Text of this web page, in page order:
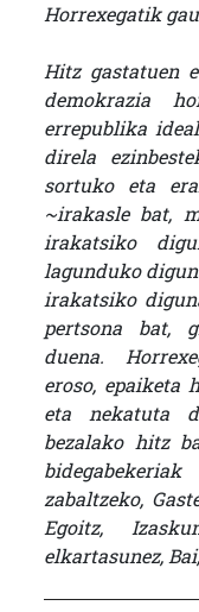
Horrexegatik
Hitz gastatuen
demokrazia
errepublika
direla
sortuko eta
~irakasle bat,
irakatsiko
lagunduko
irakatsiko
pertsona bat,
duena.
eroso, epaiketa
eta nekatuta
bezalako hitz
zabaltzeko,
Egoitz,
elkartasunez,